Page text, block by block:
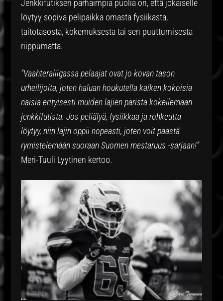
Jenkkifutiksen parhaimpia puolia on, että jokaiselle
löytyy sopiva pelipaikka omasta fysiikasta,
taitotasosta, kokemuksesta tai sen puuttumisesta
riippumatta.
”Vaahteraliigassa pelaajat ovat jo kovan tason
urheilijoita, joten haluan houkutella kaiken kokoisia
naisia erityisesti muiden lajien parista kokeilemaan
jenkkifutista. Jos peliälyä, fysiikkaa ja rohkeutta
löytyy, niin lajin oppii nopeasti, joten voit päästä
rymistelemään suoraan Suomen mestaruus -sarjaan!”
Meri-Tuuli Lyytinen kertoo.